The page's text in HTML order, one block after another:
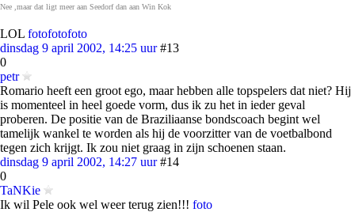
Nee ,maar dat ligt meer aan Seedorf dan aan Win Kok
LOL fotofotofoto
dinsdag 9 april 2002, 14:25 uur #13
0
petr
Romario heeft een groot ego, maar hebben alle topspelers dat niet? Hij
is momenteel in heel goede vorm, dus ik zu het in ieder geval
proberen. De positie van de Braziliaanse bondscoach begint wel
tamelijk wankel te worden als hij de voorzitter van de voetbalbond
tegen zich krijgt. Ik zou niet graag in zijn schoenen staan.
dinsdag 9 april 2002, 14:27 uur #14
0
TaNKie
Ik wil Pele ook wel weer terug zien!!! foto